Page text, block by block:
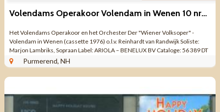
Volendams Operakoor Volendam in Wenen 10 nrs cassette 1976
Het Volendams Operakoor en het Orchester Der "Wiener Volksoper" -
Volendam in Wenen (cassette 1976) o.l.v. Reinhardt van Randwijk Soliste:
Marjon Lambriks, Sopraan Label: ARIOLA – BENELUX BV Cataloge: 56 389 DT
Opname: ...Purmerend, NH